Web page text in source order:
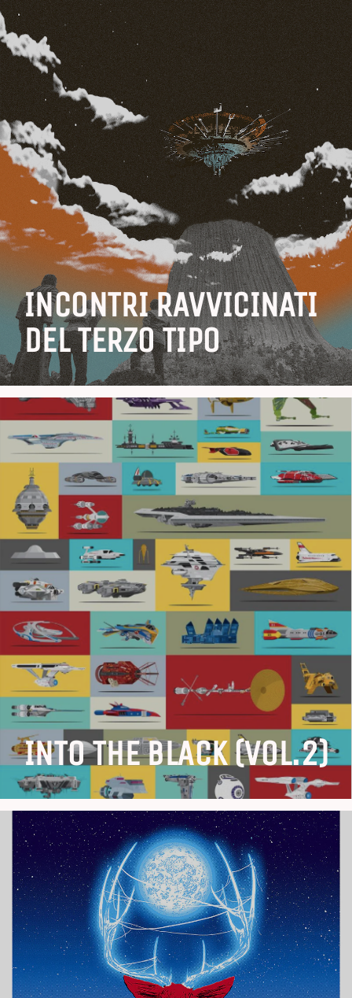
INCONTRI RAVVICINATI
DEL TERZO TIPO
INTO THE BLACK (vol.2)